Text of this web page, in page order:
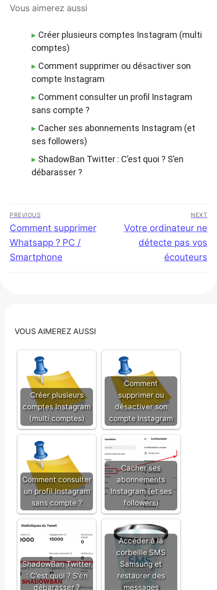
Vous aimerez aussi
Créer plusieurs comptes Instagram (multi
comptes)
Comment supprimer ou désactiver son
compte Instagram
Comment consulter un profil Instagram
sans compte ?
Cacher ses abonnements Instagram (et
ses followers)
ShadowBan Twitter : C’est quoi ? S’en
débarasser ?
Navigation
de
l’article
PREVIOUS
Previous
post:
Comment supprimer
Whatsapp ? PC /
Smartphone
NEXT
Next
post:
Votre ordinateur ne
détecte pas vos
écouteurs
VOUS AIMEREZ AUSSI
Créer plusieurs
comptes Instagram
(multi comptes)
Comment
supprimer ou
désactiver son
compte Instagram
Comment consulter
un profil Instagram
sans compte ?
Cacher ses
abonnements
Instagram (et ses
followers)
ShadowBan Twitter
: C'est quoi ? S'en
débarasser ?
Accéder à la
corbeille SMS
Samsung et
restaurer des
messages